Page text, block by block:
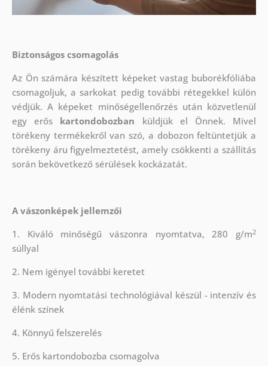
Biztonságos csomagolás
Az Ön számára készített képeket vastag buborékfóliába
csomagoljuk, a sarkokat pedig további rétegekkel külön
védjük. A képeket minőségellenőrzés után közvetlenül
egy erős kartondobozban küldjük el Önnek. Mivel
törékeny termékekről van szó, a dobozon feltüntetjük a
törékeny áru figyelmeztetést, amely csökkenti a szállítás
során bekövetkező sérülések kockázatát.
A vászonképek jellemzői
1. Kiváló minőségű vászonra nyomtatva, 280 g/m2
súllyal
2. Nem igényel további keretet
3. Modern nyomtatási technológiával készül - intenzív és
élénk színek
4. Könnyű felszerelés
5. Erős kartondobozba csomagolva